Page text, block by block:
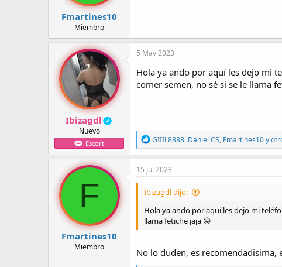
Fmartines10
Miembro
Ibizagdl
Nuevo
Escort
5 May 2023
Hola ya ando por aquí les dejo mi
comer semen, no sé si se le llama
R
e
a
c
o
e
s
GIIIL8888, Daniel CS, Fmartines10y
F
Fmartines10
Miembro
15 Jul 2023
Ibizagdl dijo:
Hola ya ando por aquí les dejo mi
llama fetiche jaja 😛
No lo duden, es